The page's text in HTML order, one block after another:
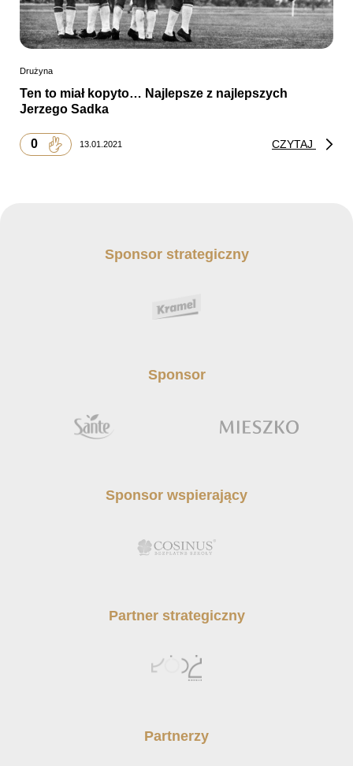
Drużyna
Ten to miał kopyto… Najlepsze z najlepszych
Jerzego Sadka
0 13.01.2021 CZYTAJ
Sponsor strategiczny
Sponsor
Sponsor wspierający
Partner strategiczny
Partnerzy